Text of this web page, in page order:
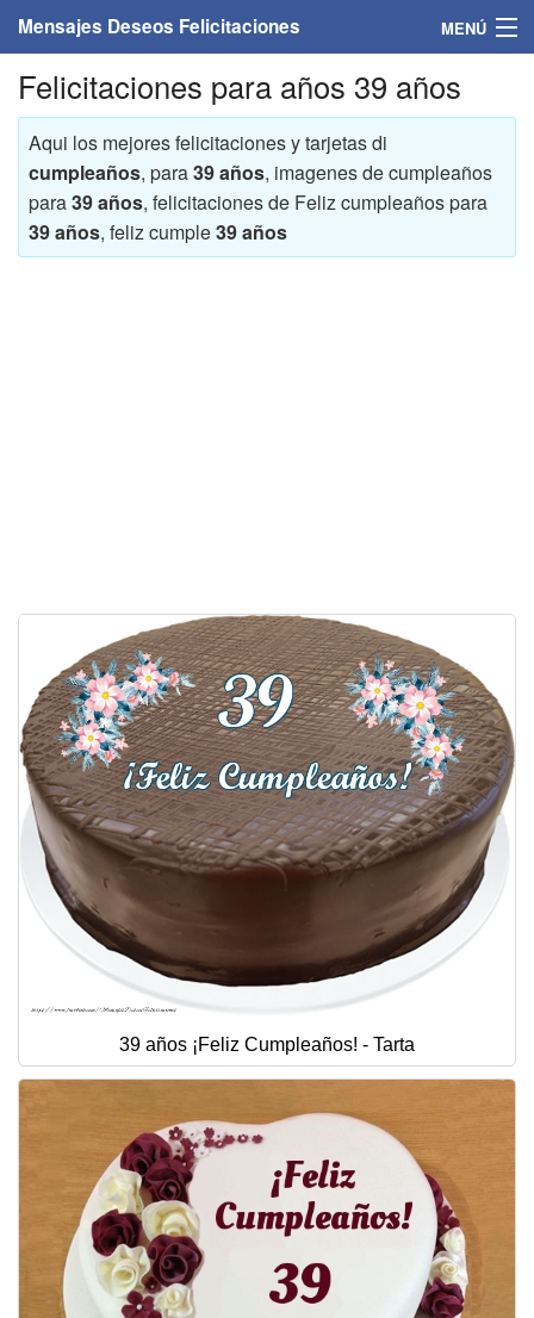
Mensajes Deseos Felicitaciones MENÚ
Home
Mensajes
Felicitaciones
Felicitaciones con nombres
Entrar
Felicitaciones para años 39 años
Aqui los mejores felicitaciones y tarjetas di
cumpleaños, para39 años, imagenes de cumpleaños
para39 años, felicitaciones de Feliz cumpleaños para
39 años, feliz cumple39 años
39 años ¡Feliz Cumpleaños! - Tarta